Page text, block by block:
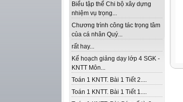
Biểu tập thể Chi bộ xây dựng
nhiệm vụ trọng...
Chương trình công tác trọng tâm
của cá nhân Quý...
rất hay...
Kế hoạch giảng dạy lớp 4 SGK -
KNTT Môn...
Toán 1 KNTT. Bài 1 Tiết 2....
Toán 1 KNTT. Bài 1 Tiết 1....